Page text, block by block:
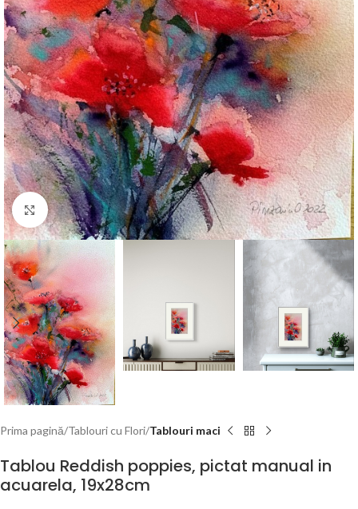
Click to enlarge
Prima pagină Tablouri cu Flori Tablouri maci
Tablou Reddish poppies, pictat manual in
acuarela, 19x28cm